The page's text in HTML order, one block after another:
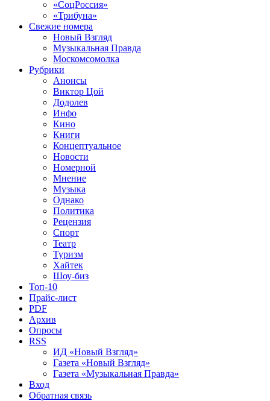
«СоцРоссия»
«Трибуна»
Свежие номера
Новый Взгляд
Музыкальная Правда
Москомсомолка
Рубрики
Анонсы
Виктор Цой
Додолев
Инфо
Кино
Книги
Концептуальное
Новости
Номерной
Мнение
Музыка
Однако
Политика
Рецензия
Спорт
Театр
Туризм
Хайтек
Шоу-биз
Топ-10
Прайс-лист
PDF
Архив
Опросы
RSS
ИД «Новый Взгляд»
Газета «Новый Взгляд»
Газета «Музыкальная Правда»
Вход
Обратная связь